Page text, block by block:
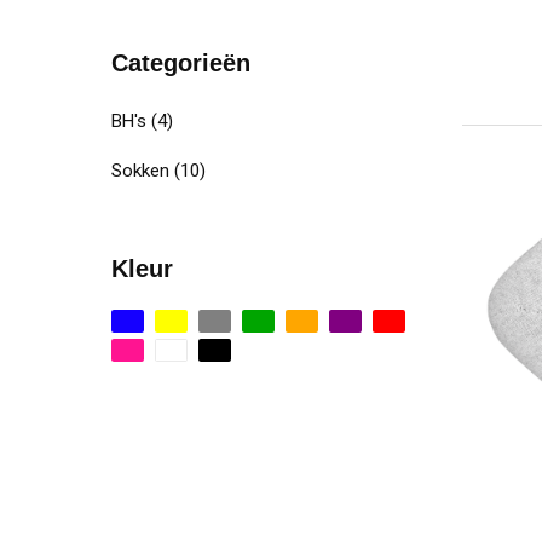
Categorieën
BH's (4)
Sokken (10)
Kleur